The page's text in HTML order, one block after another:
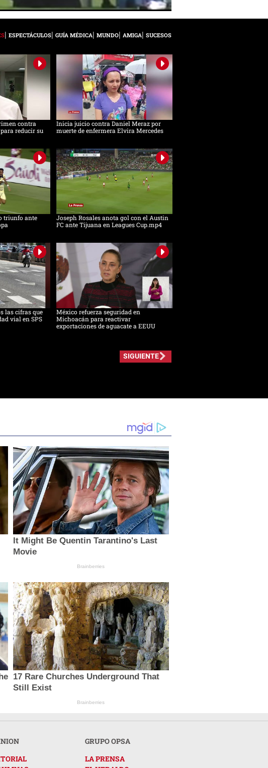
ESPECTÁCULOS GUÍA MÉDICA MUNDO AMIGA SUCESOS
contra
reducir su
Inicia juicio contra Daniel Meraz por
muerte de enfermera Elvira Mercedes
triunfo ante
Joseph Rosales anota gol con el Austin
FC ante Tijuana en Leagues Cup.mp4
las cifras que
vial en SPS
México refuerza seguridad en
Michoacán para reactivar
exportaciones de aguacate a EEUU
SIGUIENTE
It Might Be Quentin Tarantino's Last
Movie
Brainberries
17 Rare Churches Underground That
Still Exist
Brainberries
GRUPO OPSA
LA PRENSA